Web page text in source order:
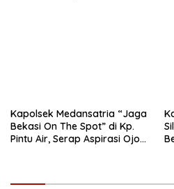
Kapolsek Medansatria “Jaga
Bekasi On The Spot” di Kp.
Pintu Air, Serap Aspirasi Ojol